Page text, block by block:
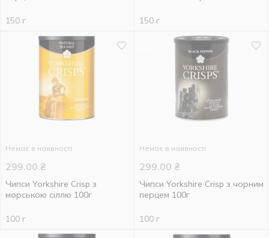
150 г 150 г
Немає в наявності
299.00 ₴
Чипси Yorkshire Crisp з
морською сіллю 100г
100 г
Немає в наявності
299.00 ₴
Чипси Yorkshire Crisp з чорним
перцем 100г
100 г